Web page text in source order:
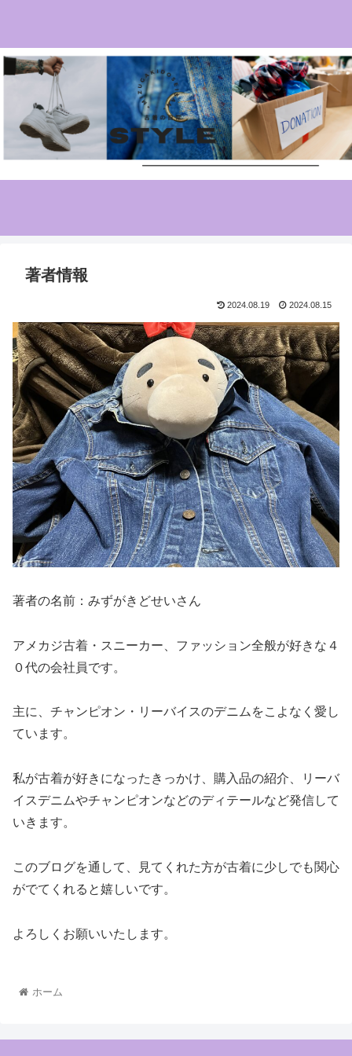
著者情報
2024.08.19 2024.08.15
著者の名前：みずがきどせいさん
アメカジ古着・スニーカー、ファッション全般が好きな４
０代の会社員です。
主に、チャンピオン・リーバイスのデニムをこよなく愛し
ています。
私が古着が好きになったきっかけ、購入品の紹介、リーバ
イスデニムやチャンピオンなどのディテールなど発信して
いきます。
このブログを通して、見てくれた方が古着に少しでも関心
がでてくれると嬉しいです。
よろしくお願いいたします。
ホーム